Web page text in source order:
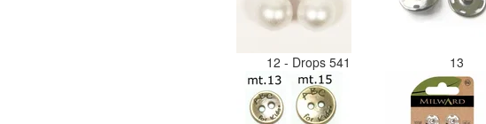
12 - Drops 541 13